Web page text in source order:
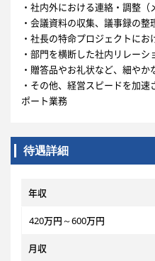
・社内外における連絡・調整
・会議資料の収集、議事録の整
・社長の特命プロジェクトにお
・部門を横断した社内リレー
・贈答品やお礼状など、細や
・その他、経営スピードを加
ポート業務
待遇詳細
年収
420万円～600万円
月収